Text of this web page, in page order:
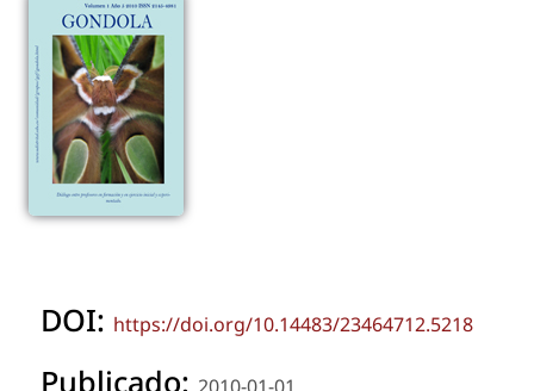
DOI: https://doi.org/10.14483/23464712.5218
Publicado: